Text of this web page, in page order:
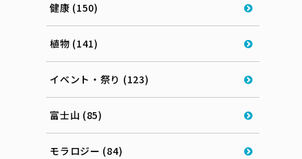
健康 (150)
植物 (141)
イベント・祭り (123)
富士山 (85)
モラロジー (84)